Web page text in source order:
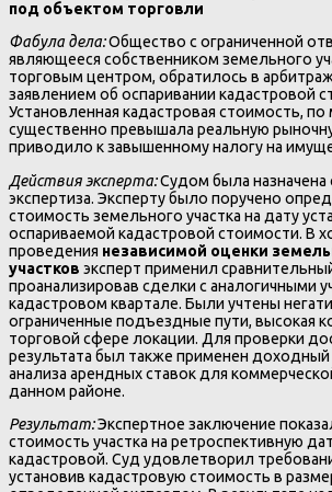
под объектом торговли
Фабула дела:Общество с ограниченной
являющееся собственником земельного
торговым центром, обратилось в
заявлением об оспаривании кадастровой
Установленная кадастровая стоимость,
существенно превышала реальную
приводило к завышенному налогу на
Действия эксперта:Судом была назначена
экспертиза. Эксперту было поручено
стоимость земельного участка на дату
оспариваемой кадастровой стоимости. В
проведения независимой оценки
участков эксперт применил
проанализировав сделки с аналогичными
кадастровом квартале. Были учтены
ограниченные подъездные пути, высокая
торговой сфере локации. Для проверки
результата был также применен
анализа арендных ставок для
данном районе.
Результат:Экспертное заключение
стоимость участка на ретроспективную
кадастровой. Суд удовлетворил
установив кадастровую стоимость в